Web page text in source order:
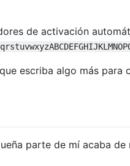
de activación
escriba algo más para
parte de mí acaba